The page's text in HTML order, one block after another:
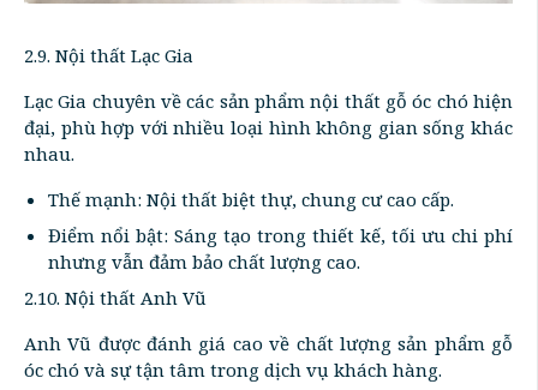
2.9. Nội thất Lạc Gia
Lạc Gia chuyên về các sản phẩm nội thất gỗ óc chó hiện
đại, phù hợp với nhiều loại hình không gian sống khác
nhau.
Thế mạnh: Nội thất biệt thự, chung cư cao cấp.
Điểm nổi bật: Sáng tạo trong thiết kế, tối ưu chi phí
nhưng vẫn đảm bảo chất lượng cao.
2.10. Nội thất Anh Vũ
Anh Vũ được đánh giá cao về chất lượng sản phẩm gỗ
óc chó và sự tận tâm trong dịch vụ khách hàng.